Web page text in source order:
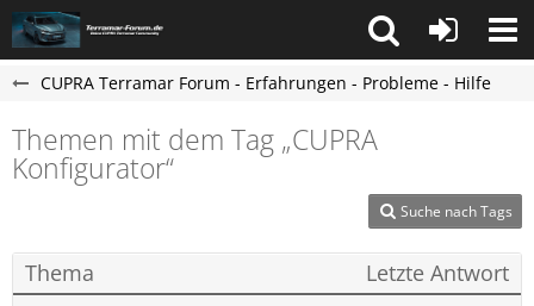
CUPRA Terramar Forum - Erfahrungen - Probleme - Hilfe
Themen mit dem Tag „CUPRA
Konfigurator“
Suche nach Tags
Thema Letzte Antwort